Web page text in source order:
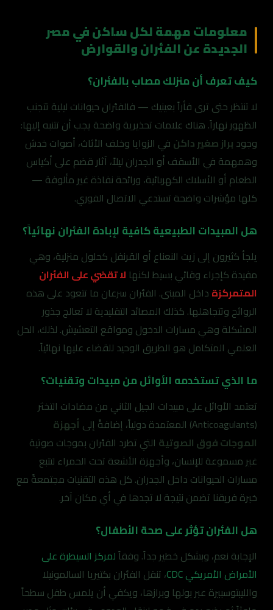
معلومات مهمة لكل ساكن في مصر
الجديدة عن الفئران والقوارض
كيف تعرف أن منزلك مصاب بالفئران؟
لا تنتظر حتى ترى فأراً بعينيك — فالفئران حيوانات ليلية تتجنب
الظهور نهاراً. هناك علامات تحذيرية واضحة يجب أن تتنبه إليها:
وجودبراز صغير داكنفي الزوايا وخلف الأثاث، أصوات خدش
وهمهمة في الأسقف أو الجدران ليلاً، آثار قضم على أكياس
الطعام أو الأسلاك الكهربائية، ورائحة نفاذة غير مألوفة —
كلها مؤشرات واضحة تستدعي الاتصال الفوري.
هل المبيدات الطبيعية كافية لإبادة الفئران نهائياً؟
يلجأ كثيرون إلى زيت النعناع أو القرنفل كحلول منزلية، وهي
مفيدة كإجراء وقائي بسيط لكنها لا تقضي على الفئران
المتمركزةداخل المبنى. الفئران سرعان ما تتعود على هذه
الروائح وتتجاهلها. كذلك المصائد التقليدية لا تعالج جذور
المشكلة وهي مسارات الدخول ومواقع التعشيش. لذلك، الحل
العلمي المتكامل هو الطريق الوحيد للقضاء عليها نهائياً.
ما الذي تستخدمه الأوائل من مبيدات وتقنيات؟
تعتمد الأوائل على مبيدات الجيل الثاني من مضادات التخثر
أجهزة
الموجات فوق الصوتيةالتي تطرد الفئران بموجات صوتية
غير مسموعة للإنسان، وأجهزة الأشعة تحت الحمراء لتتبع
مسارات الحيوانات داخل الجدران. كل هذه التقنيات مجتمعةً مع
خبرة فريقنا تضمن نتيجة لا تجدها في أي مكان آخر.
هل الفئران تؤثر على صحة الأطفال؟
الإجابة نعم، وبشكل خطير جداً. وفقاًلمركز السيطرة على
الأمراض الأمريكي CDC
، تنقل الفئران بكتيريا السالمونيلا
والليبتوسبيرة عبر بولها وبرازها، ويكفي أن يلمس طفل سطحاً